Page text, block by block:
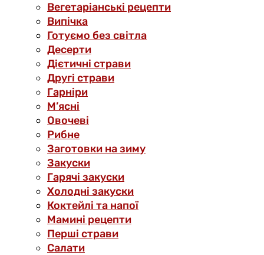
Вегетаріанські рецепти
Випічка
Готуємо без світла
Десерти
Дієтичні страви
Другі страви
Гарніри
М’ясні
Овочеві
Рибне
Заготовки на зиму
Закуски
Гарячі закуски
Холодні закуски
Коктейлі та напої
Мамині рецепти
Перші страви
Салати